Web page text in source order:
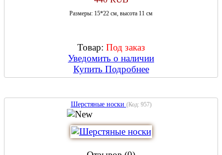
Размеры: 15*22 см, высота 11 см
Товар: Под заказ
Уведомить о наличии
Купить Подробнее
Шерстяные носки (Код: 957)